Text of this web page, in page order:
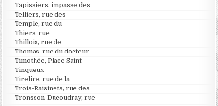
Tapissiers, impasse des
Telliers, rue des
Temple, rue du
Thiers, rue
Thillois, rue de
Thomas, rue du docteur
Timothée, Place Saint
Tinqueux
Tirelire, rue de la
Trois-Raisinets, rue des
Tronsson-Ducoudray, rue